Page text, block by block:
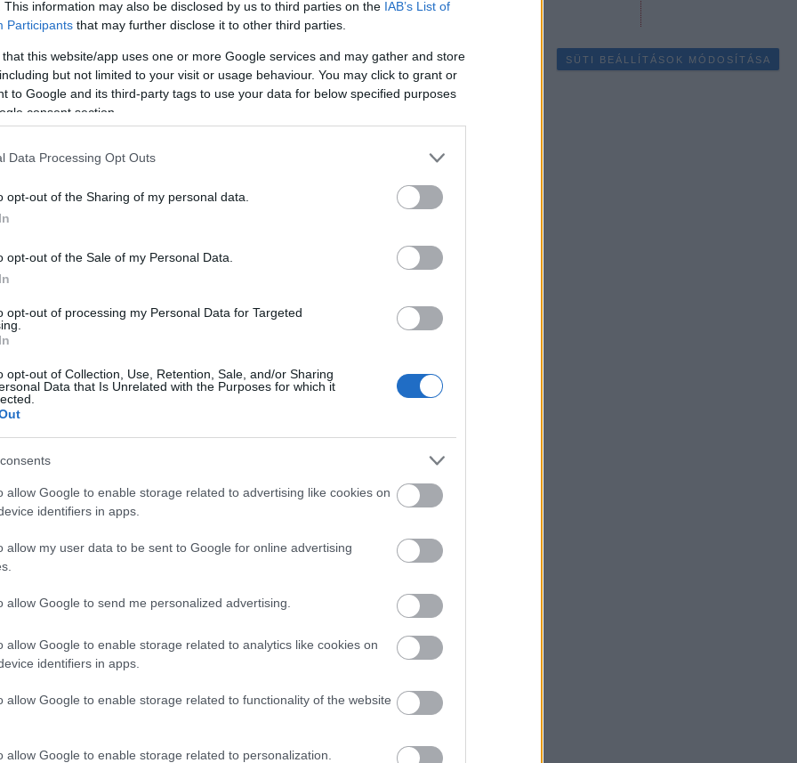
This information may also be disclosed by us to third parties on the IAB’s List of
Participants that may further disclose it to other third parties.
that this website/app uses one or more Google services and may gather and store
but not limited to your visit or usage behaviour. You may click to grant or
to Google and its third-party tags to use your data for below specified purposes
consent section.
Data Processing Opt Outs
opt-out of the Sharing of my personal data.
opt-out of the Sale of my Personal Data.
opt-out of processing my Personal Data for Targeted
opt-out of Collection, Use, Retention, Sale, and/or Sharing
Data that Is Unrelated with the Purposes for which it
allow Google to enable storage related to advertising like cookies on
identifiers in apps.
allow my user data to be sent to Google for online advertising
allow Google to send me personalized advertising.
allow Google to enable storage related to analytics like cookies on
identifiers in apps.
allow Google to enable storage related to functionality of the website
allow Google to enable storage related to personalization.
"pornókép"
remixby AmIEvil
Mini, aztán még a jövő héten egy vendéges adás is.
bennünket az iTuneson, akár csillaggal, akár
sorol feljebb minket az Apple, illetve ajánl
is jöhetnek bátran, és azért is hálásak vagyunk, ha share-
.
a Microsoft egykori Xbox-marketingese)
a PC Guru egykori főszerkesztője)
Viktor, a Philos egykori ügyvezetője)
Romerót
Mérő László)
- Nyulászi Zsolt játékai
SÜTI BEÁLLÍTÁSOK MÓDOSÍTÁSA